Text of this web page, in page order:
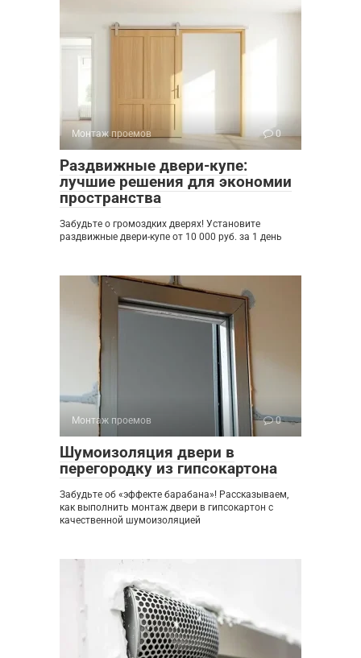
Монтаж проемов 0
Раздвижные двери-купе:
лучшие решения для экономии
пространства
Забудьте о громоздких дверях! Установите
раздвижные двери-купе от 10 000 руб. за 1 день
Монтаж проемов 0
Шумоизоляция двери в
перегородку из гипсокартона
Забудьте об «эффекте барабана»! Рассказываем,
как выполнить монтаж двери в гипсокартон с
качественной шумоизоляцией